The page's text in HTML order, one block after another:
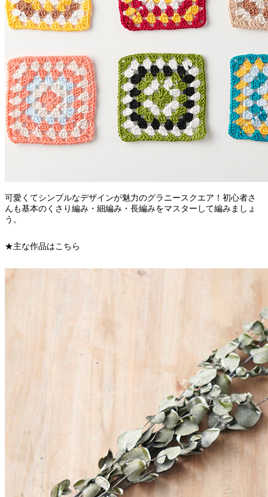
可愛くてシンプルなデザインが魅力のグラニースクエア！初心者さ
んも基本のくさり編み・細編み・長編みをマスターして編みましょ
う。
★主な作品はこちら